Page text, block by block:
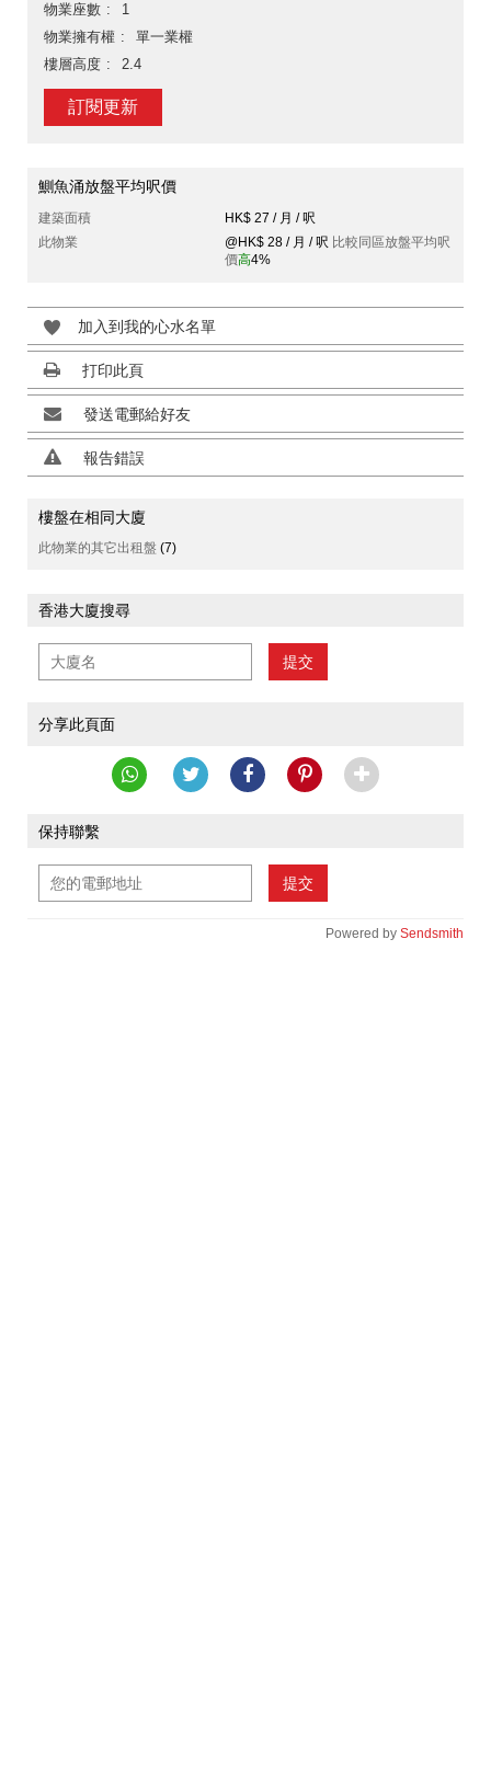
物業座數
1
物業擁有權
單一業權
樓層高度
2.4
訂閱更新
鰂魚涌放盤平均呎價
建築面積
HK$ 27 / 月 / 呎
此物業
@HK$ 28 / 月 / 呎 比較同區放盤平均呎
價高4%
加入到我的心水名單
打印此頁
發送電郵給好友
報告錯誤
樓盤在相同大廈
此物業的其它出租盤 (7)
香港大廈搜尋
提交
分享此頁面
保持聯繫
提交
Powered by Sendsmith